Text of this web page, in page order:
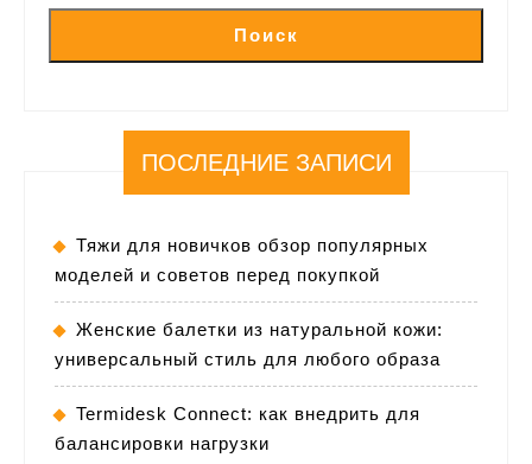
Поиск
ПОСЛЕДНИЕ ЗАПИСИ
Тяжи для новичков обзор популярных
моделей и советов перед покупкой
Женские балетки из натуральной кожи:
универсальный стиль для любого образа
Termidesk Connect: как внедрить для
балансировки нагрузки